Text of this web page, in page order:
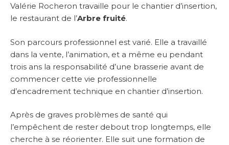
Valérie Rocheron travaille pour le chantier d’insertion,
le restaurant de l’Arbre fruité.
Son parcours professionnel est varié. Elle a travaillé
dans la vente, l’animation, et a même eu pendant
trois ans la responsabilité d’une brasserie avant de
commencer cette vie professionnelle
d’encadrement technique en chantier d’insertion.
Après de graves problèmes de santé qui
l’empêchent de rester debout trop longtemps, elle
cherche à se réorienter. Elle suit une formation de